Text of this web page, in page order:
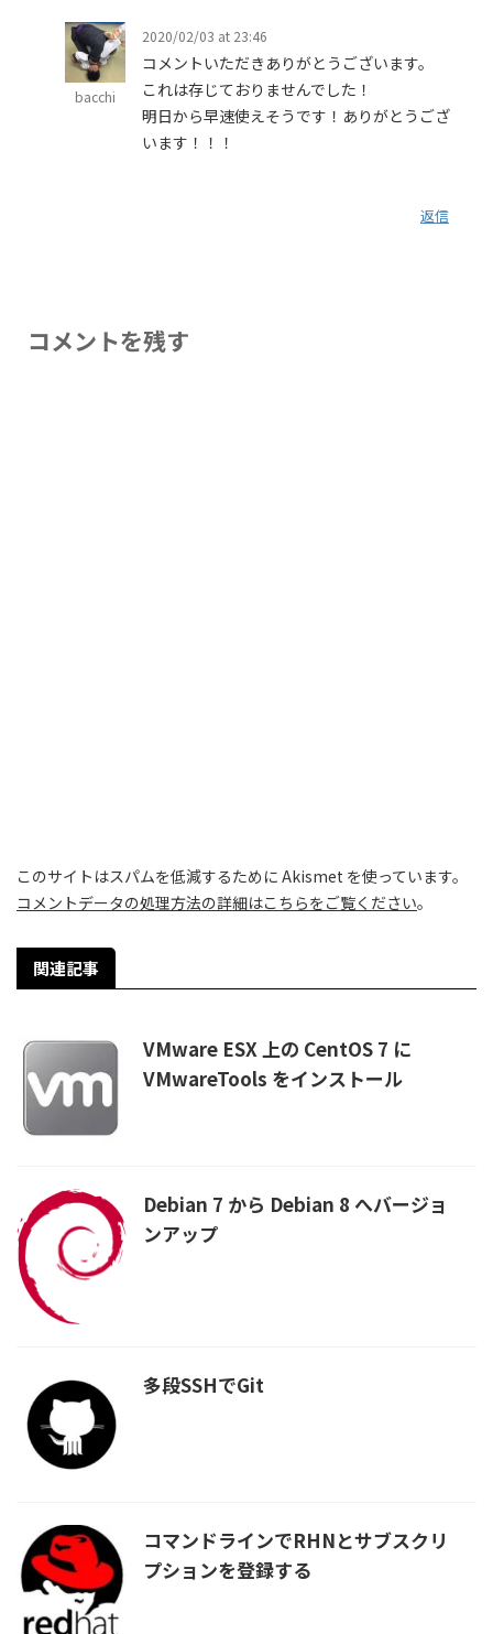
bacchi
2020/02/03 at 23:46
コメントいただきありがとうございます。
これは存じておりませんでした！
明日から早速使えそうです！ありがとうござ
います！！！
返信
コメントを残す
このサイトはスパムを低減するために Akismet を使っています。
コメントデータの処理方法の詳細はこちらをご覧ください。
関連記事
VMware ESX 上の CentOS 7 に
VMwareTools をインストール
Debian 7 から Debian 8 へバージョ
ンアップ
多段SSHでGit
コマンドラインでRHNとサブスクリ
プションを登録する